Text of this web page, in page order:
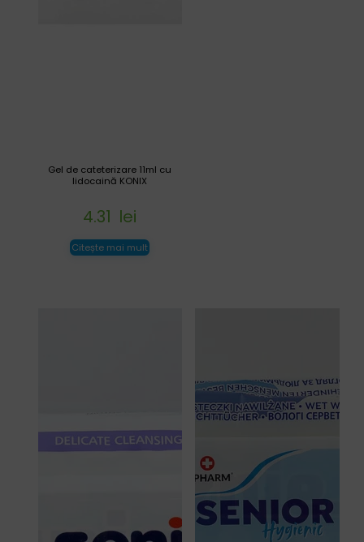
Gel de cateterizare 11ml cu
lidocaină KONIX
4.31 lei
Citește mai mult